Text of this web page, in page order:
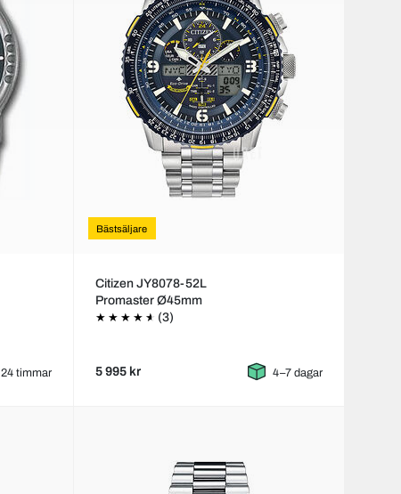
24 timmar
Bästsäljare
Citizen JY8078-52L
Promaster Ø45mm
(3)
5 995 kr 4–7 dagar